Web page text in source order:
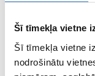
Šī tīmekļa vietne
Šī tīmekļa vietne
nodrošinātu
PROPERTIES
MEDIA